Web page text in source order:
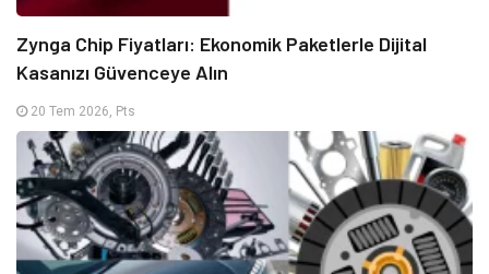
Zynga Chip Fiyatları: Ekonomik Paketlerle Dijital
Kasanızı Güvenceye Alın
20 Tem 2026, Pts